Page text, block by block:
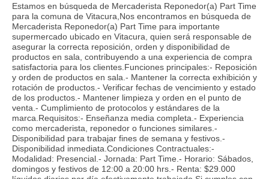
Estamos en búsqueda de Mercaderista Reponedor(a) Part Time
para la comuna de Vitacura,Nos encontramos en búsqueda de
Mercaderista Reponedor(a) Part Time para importante
supermercado ubicado en Vitacura, quien será responsable de
asegurar la correcta reposición, orden y disponibilidad de
productos en sala, contribuyendo a una experiencia de compra
satisfactoria para los clientes.Funciones principales:- Reposición
y orden de productos en sala.- Mantener la correcta exhibición y
rotación de productos.- Verificar fechas de vencimiento y estado
de los productos.- Mantener limpieza y orden en el punto de
venta.- Cumplimiento de protocolos y estándares de la
marca.Requisitos:- Enseñanza media completa.- Experiencia
como mercaderista, reponedor o funciones similares.-
Disponibilidad para trabajar fines de semana y festivos.-
Disponibilidad inmediata.Condiciones Contractuales:-
Modalidad: Presencial.- Jornada: Part Time.- Horario: Sábados,
domingos y festivos de 12:00 a 20:00 hrs.- Renta: $29.000